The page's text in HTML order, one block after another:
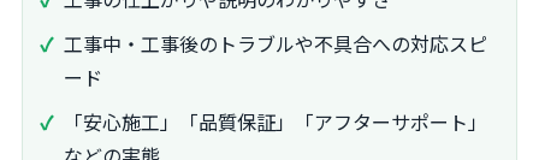
工事中・工事後のトラブルや不具合への対応スピ
ード
「安心施工」「品質保証」「アフターサポート」